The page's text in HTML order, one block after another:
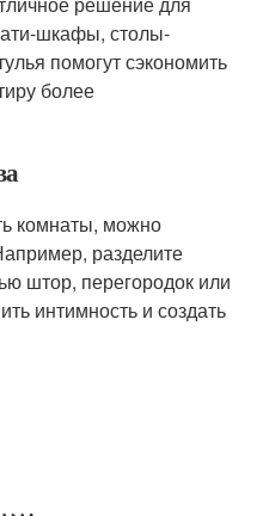
шкафы, столы-
помогут сэкономить
более
комнаты, можно
разделите
штор, перегородок или
интимность и создать